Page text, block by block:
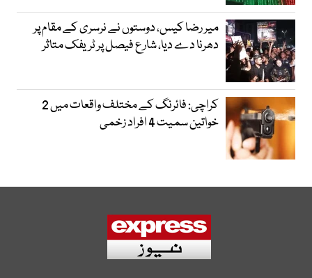
میر رضا کیس، دوستوں نے نرسری کے مقام پر
دھرنا دے دیا، شارع فیصل پر ٹریفک متاثر
کراچی: فائرنگ کے مختلف واقعات میں 2
خواتین سمیت 4 افراد زخمی